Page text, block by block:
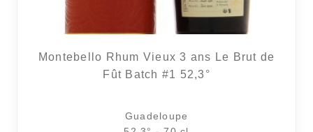
Montebello Rhum Vieux 3 ans Le Brut de
Fût Batch #1 52,3°
Guadeloupe